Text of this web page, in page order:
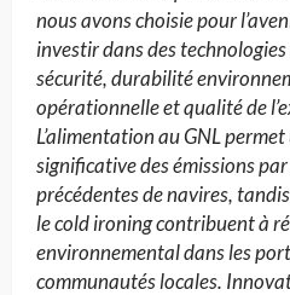
nous avons choisie pour
investir dans des
sécurité, durabilité
opérationnelle et qualité de
L’alimentation au GNL
significative des émissions
précédentes de navires,
le cold ironing contribuent à
environnemental dans les
communautés locales.